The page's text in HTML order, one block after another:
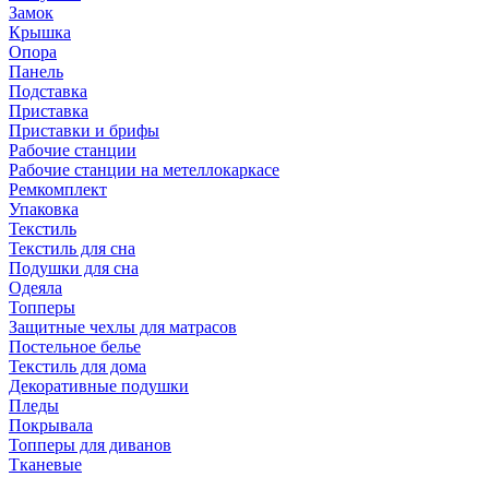
Замок
Крышка
Опора
Панель
Подставка
Приставка
Приставки и брифы
Рабочие станции
Рабочие станции на метеллокаркасе
Ремкомплект
Упаковка
Текстиль
Текстиль для сна
Подушки для сна
Одеяла
Топперы
Защитные чехлы для матрасов
Постельное белье
Текстиль для дома
Декоративные подушки
Пледы
Покрывала
Топперы для диванов
Тканевые